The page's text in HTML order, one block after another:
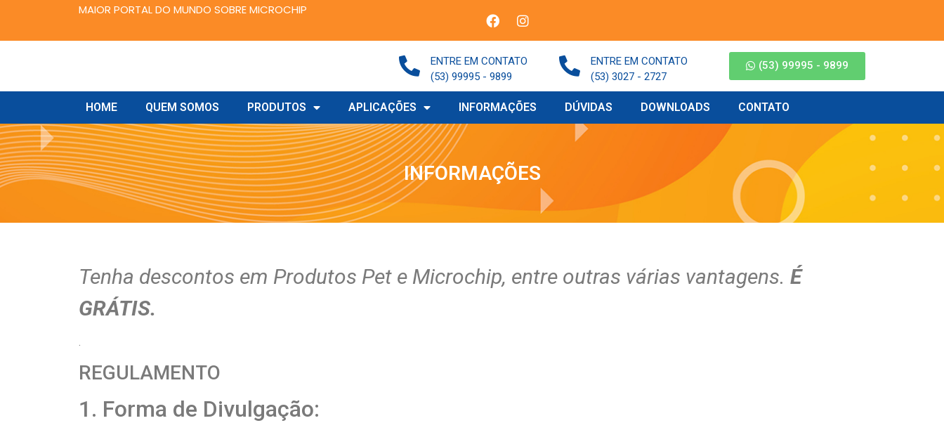
MAIOR PORTAL DO MUNDO SOBRE MICROCHIP
ENTRE EM CONTATO
(53) 99995 - 9899
ENTRE EM CONTATO
(53) 3027 - 2727
(53) 99995 - 9899
HOME QUEM SOMOS PRODUTOS APLICAÇÕES INFORMAÇÕES DÚVIDAS DOWNLOADS CONTATO
INFORMAÇÕES
Tenha descontos em Produtos Pet e Microchip, entre outras várias vantagens. É
GRÁTIS.
.
REGULAMENTO
1. Forma de Divulgação: